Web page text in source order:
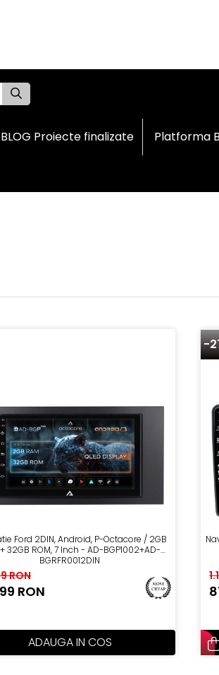
BLOG Proiecte finalizate Platforma
Ford 2DIN, Android, P-Octacore / 2GB
32GB ROM, 7 Inch - AD-BGP1002+AD-
BGRFR0012DIN
RON
RON
ADAUGA IN COS
-